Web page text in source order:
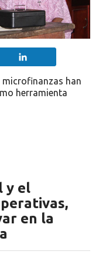
han
herramienta
y el
en la